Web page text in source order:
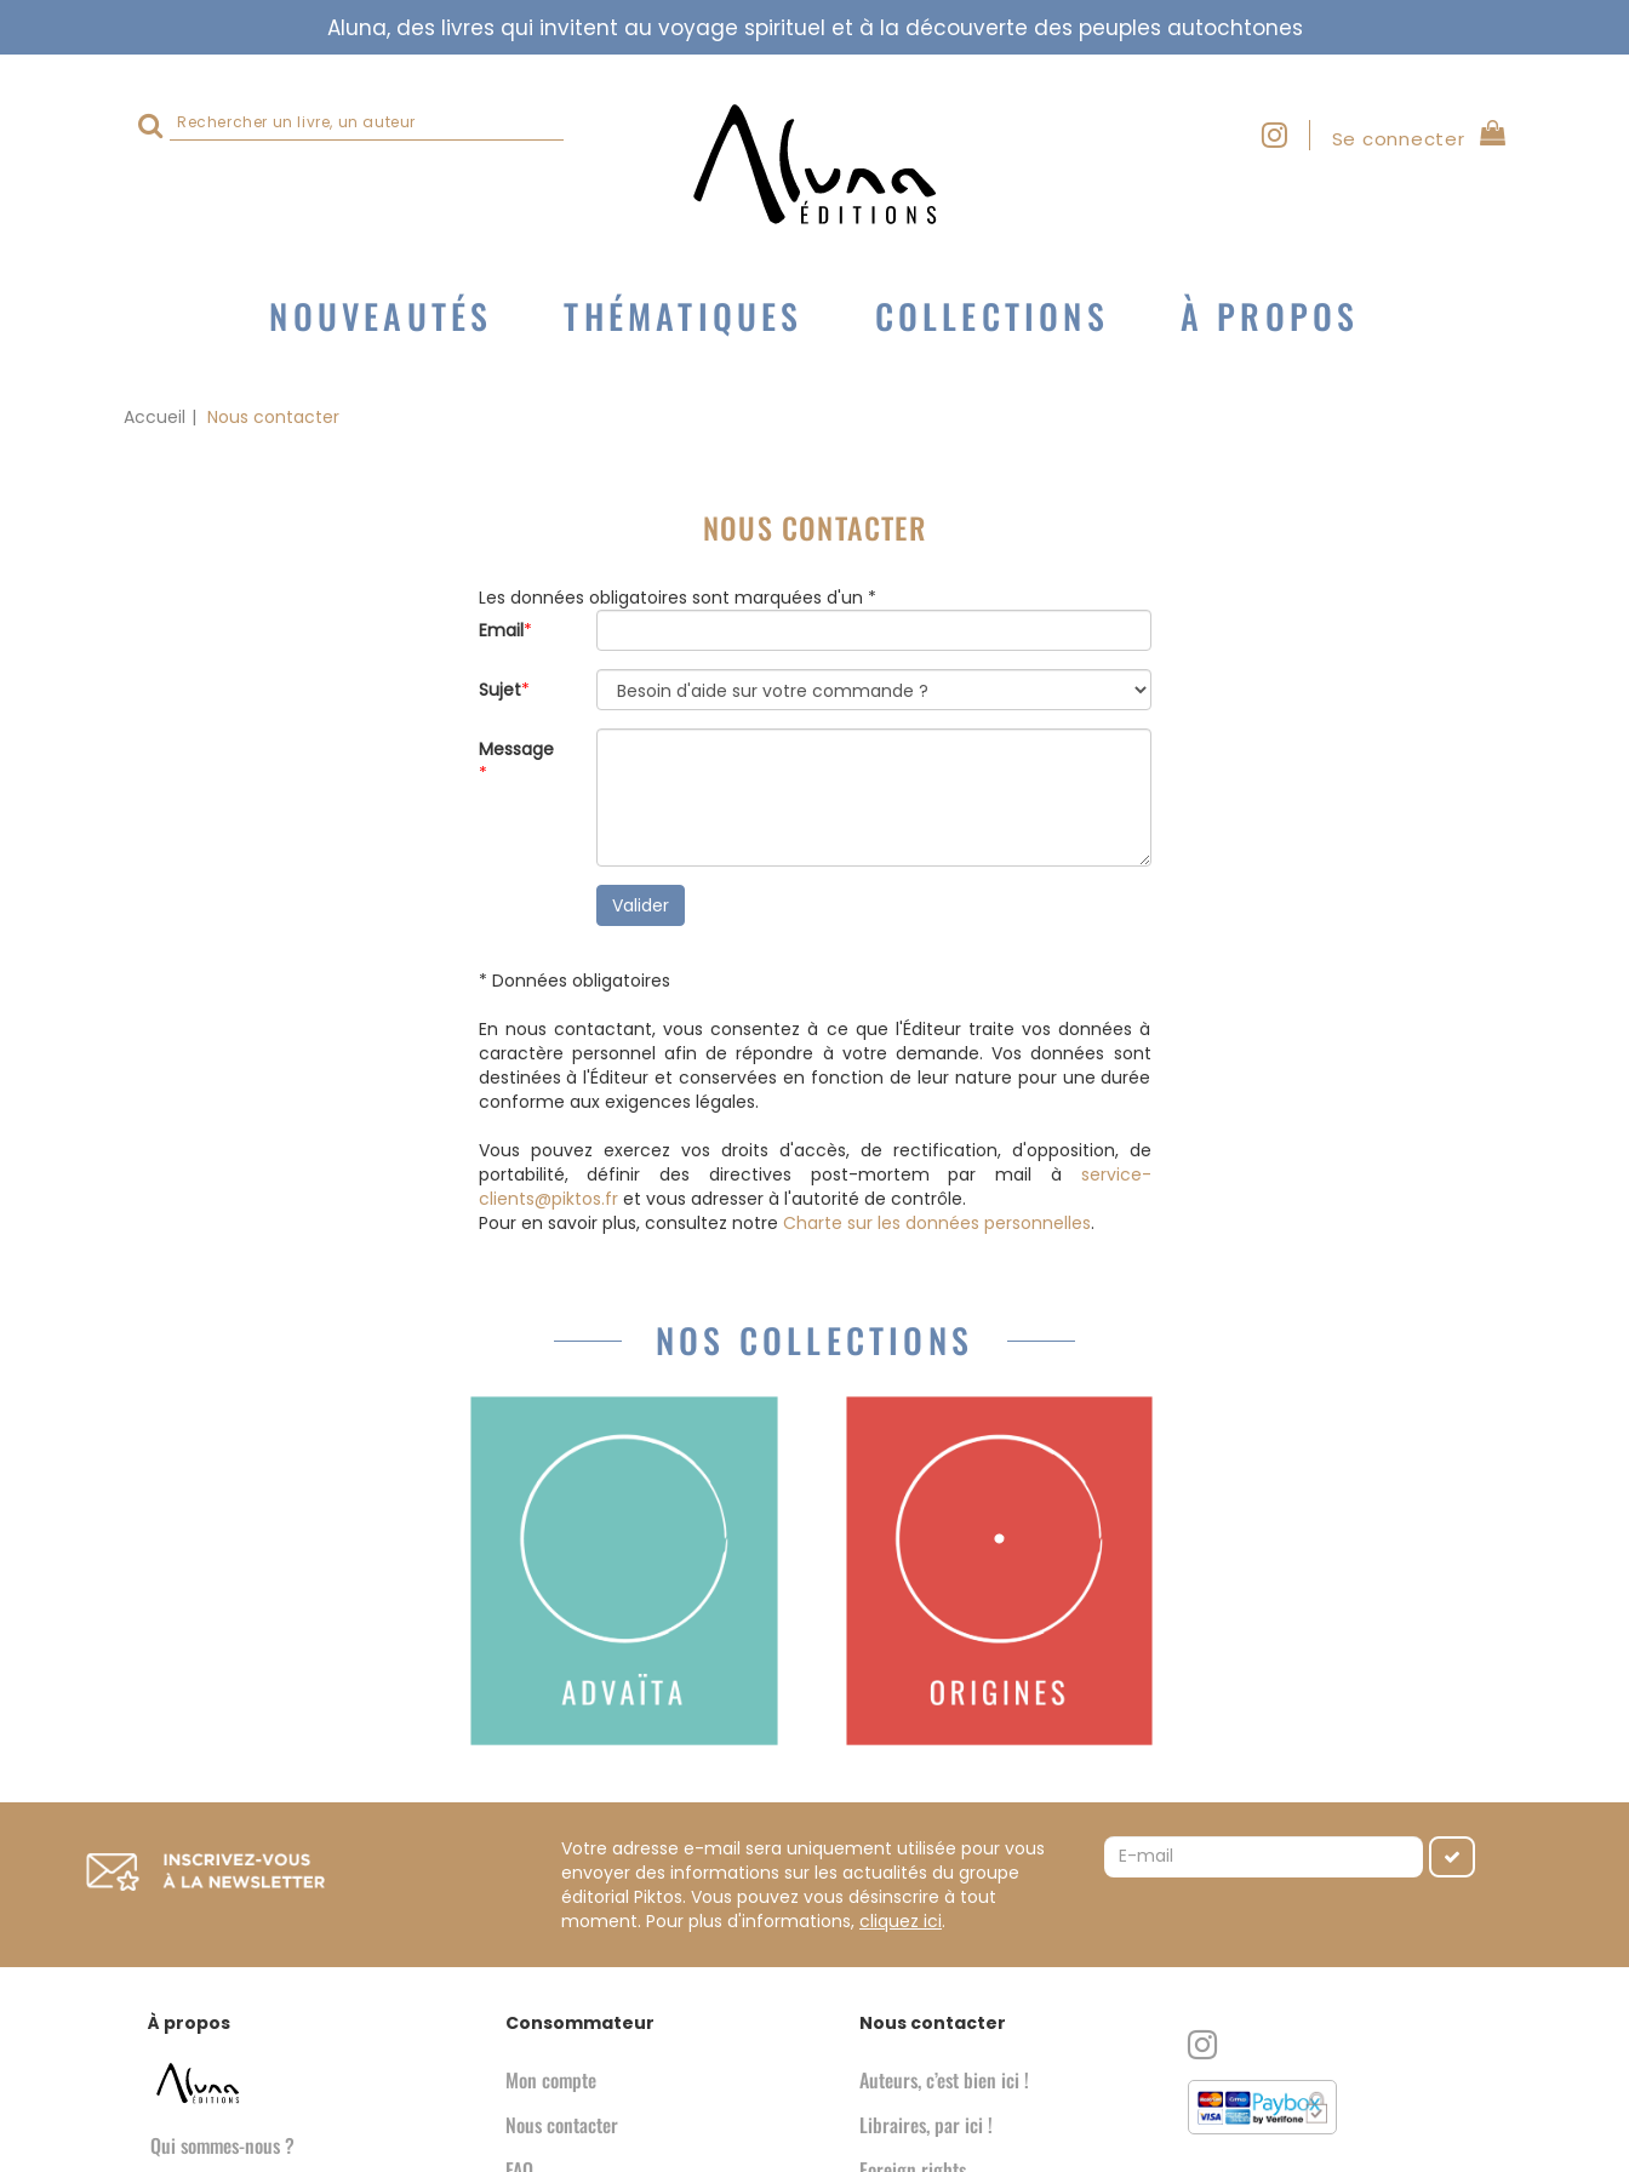
Aluna, des livres qui invitent au voyage spirituel et à la découverte des peuples autochtones
Rechercher
sur
Se connecter
NOUVEAUTÉS THÉMATIQUES COLLECTIONS À PROPOS
Accueil Nous contacter
NOUS CONTACTER
Les données obligatoires sont marquées d'un *
Email*
Sujet*
Message
*
Valider
* Données obligatoires
En nous contactant, vous consentez à ce que l'Éditeur traite vos données à
caractère personnel afin de répondre à votre demande. Vos données sont
destinées à l'Éditeur et conservées en fonction de leur nature pour une durée
conforme aux exigences légales.
Vous pouvez exercez vos droits d'accès, de rectification, d'opposition, de
portabilité, définir des directives post-mortem par mail à service-
clients@piktos.fret vous adresser à l'autorité de contrôle.
Pour en savoir plus, consultez notre Charte sur les données personnelles.
NOS COLLECTIONS
Votre adresse e-mail sera uniquement utilisée pour vous
envoyer des informations sur les actualités du groupe
éditorial Piktos. Vous pouvez vous désinscrire à tout
moment. Pour plus d'informations, cliquez ici.
À propos
Qui sommes-nous ?
Consommateur
Mon compte
Nous contacter
Nous contacter
Auteurs, c’est bien ici !
Libraires, par ici !